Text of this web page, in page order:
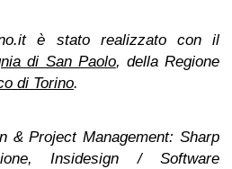
è stato realizzato con il
di San Paolo, della Regione
di Torino.
& Project Management: Sharp
Insidesign / Software